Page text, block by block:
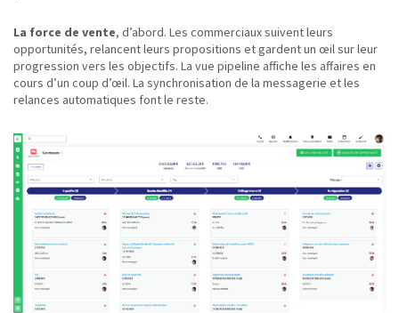
La force de vente, d’abord. Les commerciaux suivent leurs
opportunités, relancent leurs propositions et gardent un œil sur leur
progression vers les objectifs. La vue pipeline affiche les affaires en
cours d’un coup d’œil. La synchronisation de la messagerie et les
relances automatiques font le reste.